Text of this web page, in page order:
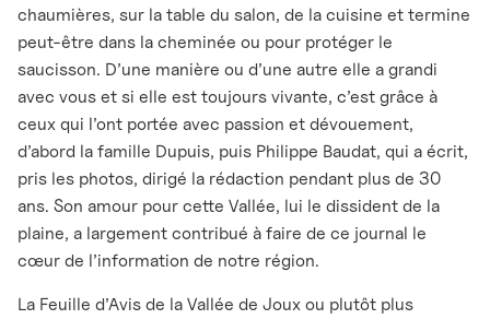
chaumières, sur la table du salon, de la cuisine et termine
peut-être dans la cheminée ou pour protéger le
saucisson. D’une manière ou d’une autre elle a grandi
avec vous et si elle est toujours vivante, c’est grâce à
ceux qui l’ont portée avec passion et dévouement,
d’abord la famille Dupuis, puis Philippe Baudat, qui a écrit,
pris les photos, dirigé la rédaction pendant plus de 30
ans. Son amour pour cette Vallée, lui le dissident de la
plaine, a largement contribué à faire de ce journal le
cœur de l’information de notre région.
La Feuille d’Avis de la Vallée de Joux ou plutôt plus